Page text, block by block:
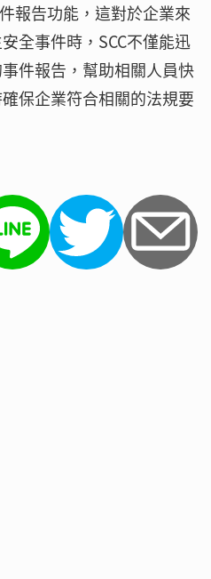
報告功能，這對於企業來
全事件時，SCC不僅能迅
件報告，幫助相關人員快
保企業符合相關的法規要